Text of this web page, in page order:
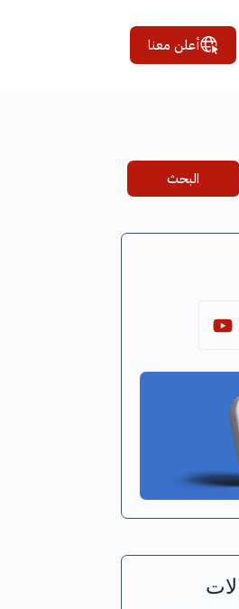
أعلن معنا
البحث